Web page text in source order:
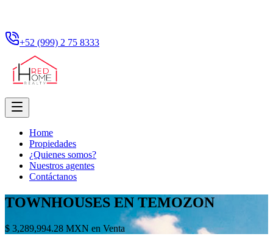
+52 (999) 2 75 8333
Home
Propiedades
¿Quienes somos?
Nuestros agentes
Contáctanos
TOWNHOUSES EN TEMOZON
$ 3,289,994.28 MXN en Venta